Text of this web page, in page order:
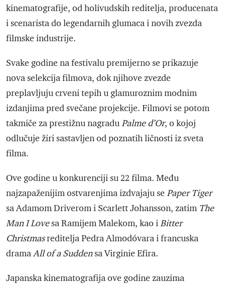
kinematografije, od holivudskih reditelja, producenata
i scenarista do legendarnih glumaca i novih zvezda
filmske industrije.
Svake godine na festivalu premijerno se prikazuje
nova selekcija filmova, dok njihove zvezde
preplavljuju crveni tepih u glamuroznim modnim
izdanjima pred svečane projekcije. Filmovi se potom
takmiče za prestižnu nagraduPalme d’Or, o kojoj
odlučuje žiri sastavljen od poznatih ličnosti iz sveta
filma.
Ove godine u konkurenciji su 22 filma. Među
najzapaženijim ostvarenjima izdvajaju se Paper Tiger
sa Adamom Driverom i Scarlett Johansson, zatim The
Man I Lovesa Ramijem Malekom, kao iBitter
Christmasreditelja Pedra Almodóvara i francuska
dramaAll of a Suddensa Virginie Efira.
Japanska kinematografija ove godine zauzima